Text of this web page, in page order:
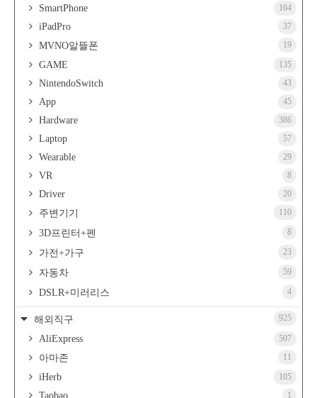
SmartPhone 104
iPadPro 37
MVNO알뜰폰 19
GAME 135
NintendoSwitch 43
App 45
Hardware 386
Laptop 57
Wearable 29
VR 8
Driver 20
주변기기 110
3D프린터+펜 8
가전+가구 23
자동차 59
DSLR+미러리스 4
해외직구 925
AliExpress 507
아마존 11
iHerb 105
Taobao 1